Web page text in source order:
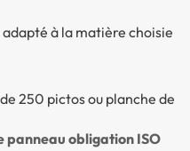
à la matière choisie
250 pictos ou planche de
panneau obligation ISO